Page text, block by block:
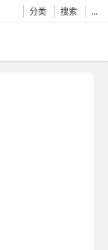
分类 搜索 …